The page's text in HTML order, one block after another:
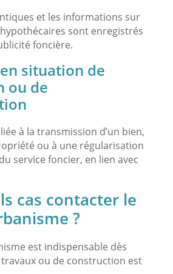
et les informations sur
sont enregistrés
foncière.
situation de
ou de
à la transmission d’un bien,
ou à une régularisation
service foncier, en lien avec
cas contacter le
?
est indispensable dès
ou de construction est